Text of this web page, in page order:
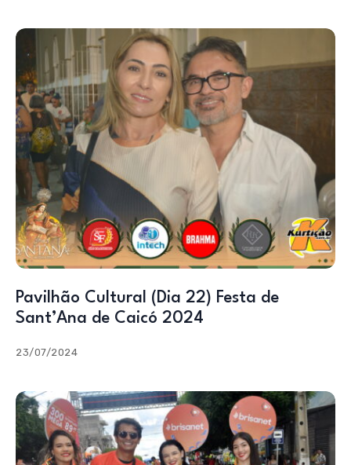
Pavilhão Cultural (Dia 22) Festa de
Sant’Ana de Caicó 2024
23/07/2024